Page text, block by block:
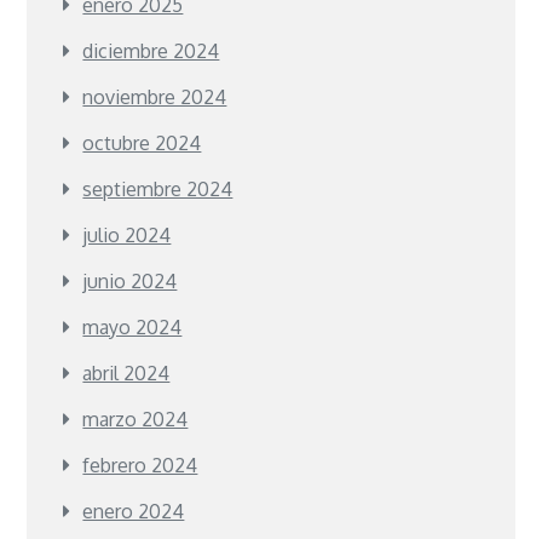
diciembre 2024
noviembre 2024
octubre 2024
septiembre 2024
julio 2024
junio 2024
mayo 2024
abril 2024
marzo 2024
febrero 2024
enero 2024